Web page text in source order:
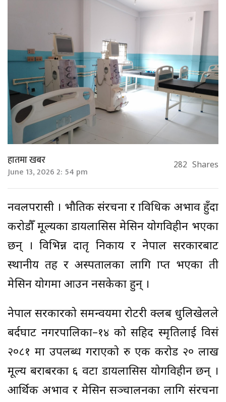
हातमा खबर
June 13, 2026 2: 54 pm 282 Shares
नवलपरासी । भौतिक संरचना र प्राविधिक अभाव हुँदा
करोडौँ मूल्यका डायलासिस मेसिन प्रयोगविहीन भएका
छन् । विभिन्न दातृ निकाय र नेपाल सरकारबाट
स्थानीय तह र अस्पतालका लागि प्राप्त भएका ती
मेसिन प्रयोगमा आउन नसकेका हुन् ।
नेपाल सरकारको समन्वयमा रोटरी क्लब धुलिखेलले
बर्दघाट नगरपालिका–१४ को सहिद स्मृतिलाई विसं
२०८१ मा उपलब्ध गराएको रु एक करोड २० लाख
मूल्य बराबरका ६ वटा डायलासिस प्रयोगविहीन छन् ।
आर्थिक अभाव र मेसिन सञ्चालनका लागि संरचना